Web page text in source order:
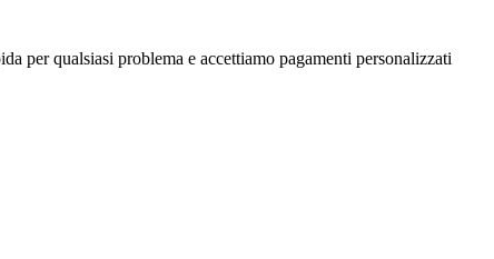
per qualsiasi problema e accettiamo pagamenti personalizzati